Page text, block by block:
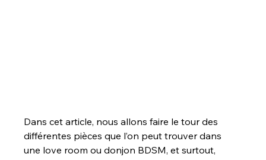
Dans cet article, nous allons faire le tour des
différentes pièces que l’on peut trouver dans
une love room ou donjon BDSM, et surtout,